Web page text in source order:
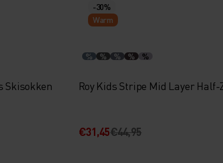
Skisokken
-30%
Warm
% % % % %
Roy Kids Stripe Mid Layer Half-
€31,45€44,95